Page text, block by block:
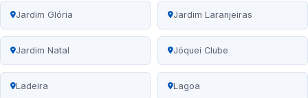
Jardim Glória Jardim Laranjeiras
Jardim Natal Jóquei Clube
Ladeira Lagoa